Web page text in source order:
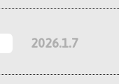
2026.1.7